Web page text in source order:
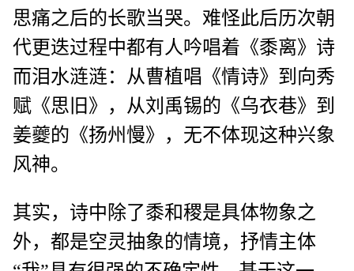
思痛之后的长歌当哭。难怪此后历次朝
代更迭过程中都有人吟唱着《黍离》诗
而泪水涟涟：从曹植唱《情诗》到向秀
赋《思旧》，从刘禹锡的《乌衣巷》到
姜夔的《扬州慢》，无不体现这种兴象
风神。
其实，诗中除了黍和稷是具体物象之
外，都是空灵抽象的情境，抒情主体